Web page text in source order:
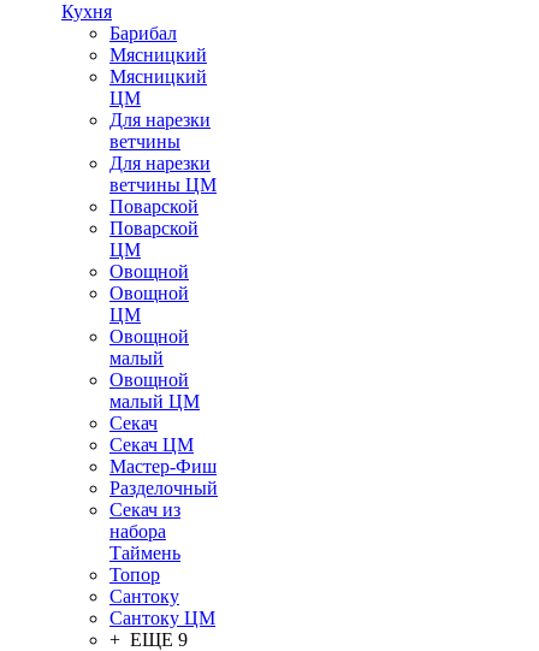
Кухня
Барибал
Мясницкий
Мясницкий
ЦМ
Для нарезки
ветчины
Для нарезки
ветчины ЦМ
Поварской
Поварской
ЦМ
Овощной
Овощной
ЦМ
Овощной
малый
Овощной
малый ЦМ
Секач
Секач ЦМ
Мастер-Фиш
Разделочный
Секач из
набора
Таймень
Топор
Сантоку
Сантоку ЦМ
+ ЕЩЕ 9